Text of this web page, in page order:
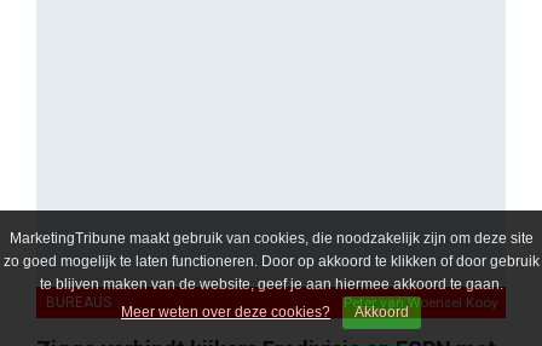
MarketingTribune maakt gebruik van cookies, die noodzakelijk zijn om deze site
zo goed mogelijk te laten functioneren. Door op akkoord te klikken of door gebruik
te blijven maken van de website, geef je aan hiermee akkoord te gaan.
Meer weten over deze cookies?
Akkoord
BUREAUS Peter van Woensel Kooy